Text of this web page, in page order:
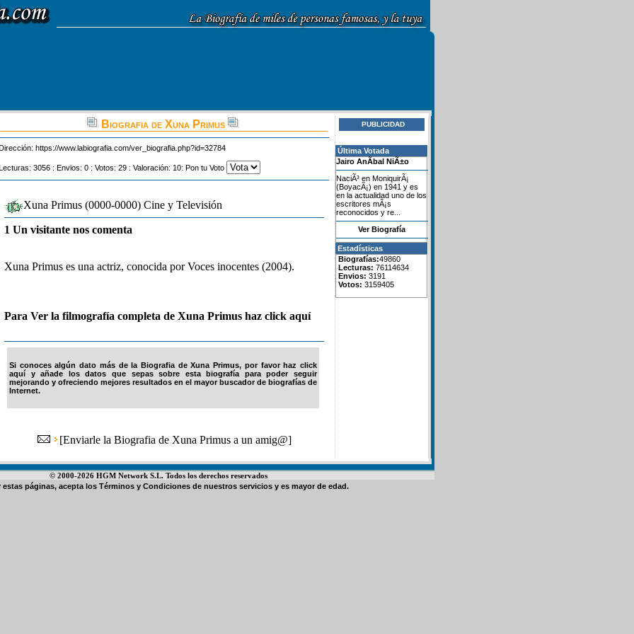
Biografia de Xuna Primus
https://www.labiografia.com/ver_biografia.php?id=32784
3056 : Envios: 0 : Votos: 29 : Valoración: 10: Pon tu Voto
Xuna Primus (0000-0000) Cine y Televisión
1 Un visitante nos comenta
Xuna Primus es una actriz, conocida por Voces inocentes (2004).
Para Ver la filmografía completa de Xuna Primus haz click aquí
Si conoces algún dato más de la Biografia de Xuna Primus, por favor haz click
aquí y añade los datos que sepas sobre esta biografía para poder seguir
mejorando y ofreciendo mejores resultados en el mayor buscador de biografías de
Internet.
[Enviarle la Biografia de Xuna Primus a un amig@]
PUBLICIDAD
Última Votada
Jairo AnÃ­bal NiÃ±o
NaciÃ³ en MoniquirÃ¡
(BoyacÃ¡) en 1941 y es
en la actualidad uno de los
escritores mÃ¡s
reconocidos y re...
Ver Biografía
Estadísticas
Biografías:49860
Lecturas: 76114634
Envios: 3191
Votos: 3159405
© 2000-2026 HGM Network S.L. Todos los derechos reservados
estas páginas, acepta los Términos y Condiciones de nuestros servicios y es mayor de edad.